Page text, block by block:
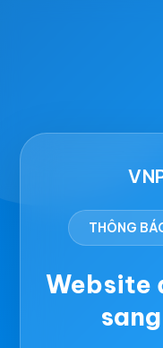
THÔNG
Website